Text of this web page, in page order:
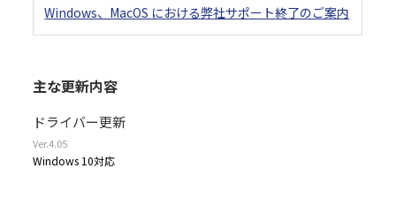
Windows、MacOS における弊社サポート終了のご案内
主な更新内容
ドライバー更新
Ver.4.05
Windows 10対応